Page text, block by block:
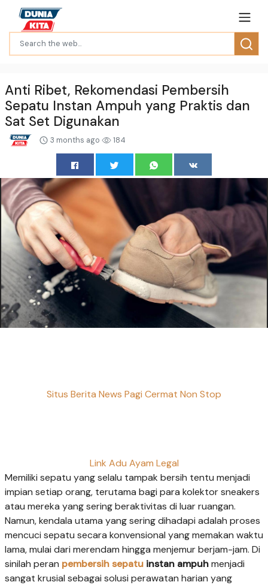
Anti Ribet, Rekomendasi Pembersih
Sepatu Instan Ampuh yang Praktis dan
Sat Set Digunakan
3 months ago 184
Situs Berita News Pagi Cermat Non Stop
Link Adu Ayam Legal
Memiliki sepatu yang selalu tampak bersih tentu menjadi
impian setiap orang, terutama bagi para kolektor sneakers
atau mereka yang sering beraktivitas di luar ruangan.
Namun, kendala utama yang sering dihadapi adalah proses
mencuci sepatu secara konvensional yang memakan waktu
lama, mulai dari merendam hingga menjemur berjam-jam. Di
sinilah peran pembersih sepatu instan ampuhmenjadi
sangat krusial sebagai solusi perawatan harian yang